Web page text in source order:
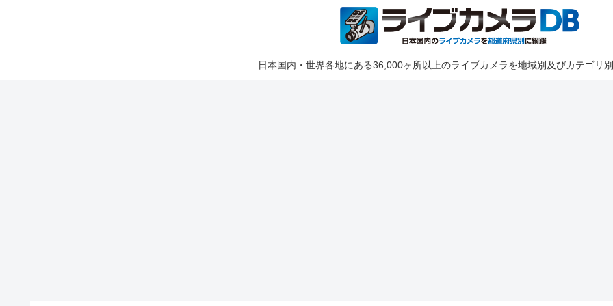
日本国内・世界各地にある36,000ヶ所以上のライブカメラを地域別及びカテゴリ別